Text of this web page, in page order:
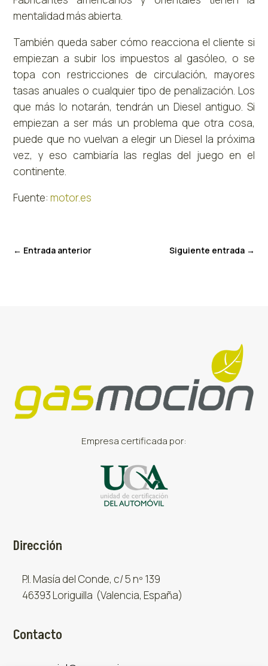
mentalidad más abierta.
También queda saber cómo reacciona el cliente si
empiezan a subir los impuestos al gasóleo, o se
topa con restricciones de circulación, mayores
tasas anuales o cualquier tipo de penalización. Los
que más lo notarán, tendrán un Diesel antiguo. Si
empiezan a ser más un problema que otra cosa,
puede que no vuelvan a elegir un Diesel la próxima
vez, y eso cambiaría las reglas del juego en el
continente.
Fuente:motor.es
← Entrada anterior Siguiente entrada→
Empresa certificada por:
Dirección
P.I. Masía del Conde, c/ 5 nº 139
46393 Loriguilla (Valencia, España)
Contacto